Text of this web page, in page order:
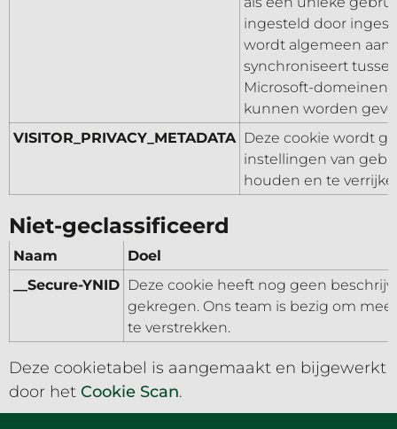
ingesteld door
wordt algemeen
synchroniseert
Microsoft-domeinen,
kunnen worden
VISITOR_PRIVACY_METADATA Deze cookie wordt
instellingen van
houden en te
Niet-geclassificeerd
Naam
Doel
__Secure-YNID Deze cookie heeft nog geen
gekregen. Ons team is bezig om
te verstrekken.
Deze cookietabel is aangemaakt en bijgewerkt
door het Cookie Scan.